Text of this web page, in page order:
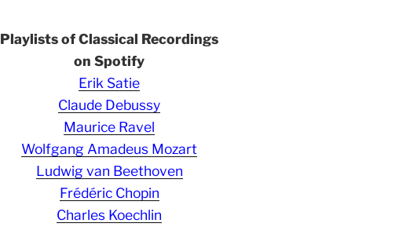
Playlists of Classical Recordings
on Spotify
Erik Satie
Claude Debussy
Maurice Ravel
Wolfgang Amadeus Mozart
Ludwig van Beethoven
Frédéric Chopin
Charles Koechlin